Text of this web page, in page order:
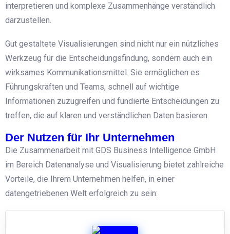
interpretieren und komplexe Zusammenhänge verständlich
darzustellen.
Gut gestaltete Visualisierungen sind nicht nur ein nützliches
Werkzeug für die Entscheidungsfindung, sondern auch ein
wirksames Kommunikationsmittel. Sie ermöglichen es
Führungskräften und Teams, schnell auf wichtige
Informationen zuzugreifen und fundierte Entscheidungen zu
treffen, die auf klaren und verständlichen Daten basieren.
Der Nutzen für Ihr Unternehmen
Die Zusammenarbeit mit GDS Business Intelligence GmbH
im Bereich Datenanalyse und Visualisierung bietet zahlreiche
Vorteile, die Ihrem Unternehmen helfen, in einer
datengetriebenen Welt erfolgreich zu sein: